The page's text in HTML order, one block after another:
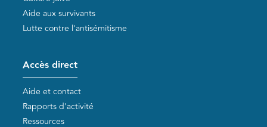
Aide aux survivants
Lutte contre l'antisémitisme
Accès direct
Aide et contact
Rapports d'activité
Ressources